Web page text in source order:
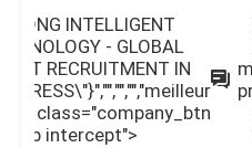
INTELLIGENT
- GLOBAL
RECRUITMENT IN
class="company_btn
intercept">
AGENT